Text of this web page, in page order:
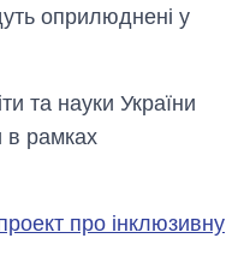
оприлюднені у
та науки України
в рамках
про інклюзивну